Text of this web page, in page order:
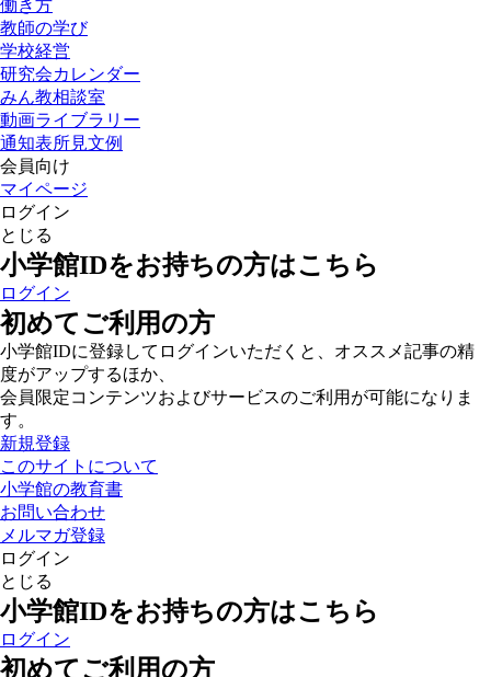
働き方
教師の学び
学校経営
研究会カレンダー
みん教相談室
動画ライブラリー
通知表所見文例
会員向け
マイページ
ログイン
とじる
小学館IDをお持ちの方はこちら
ログイン
初めてご利用の方
小学館IDに登録してログインいただくと、オススメ記事の精
度がアップするほか、
会員限定コンテンツおよびサービスのご利用が可能になりま
す。
新規登録
このサイトについて
小学館の教育書
お問い合わせ
メルマガ登録
ログイン
とじる
小学館IDをお持ちの方はこちら
ログイン
初めてご利用の方